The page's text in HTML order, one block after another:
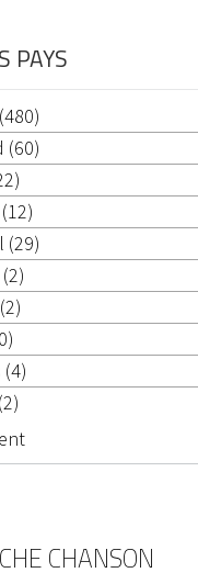
PAYS
(60)
(29)
CHANSON